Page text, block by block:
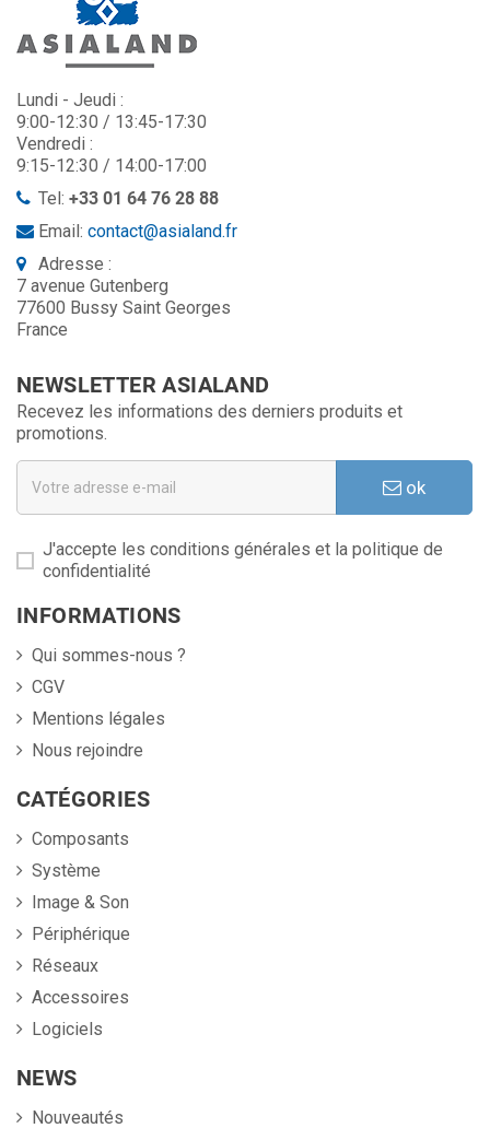
Lundi - Jeudi :
9:00-12:30 / 13:45-17:30
Vendredi :
9:15-12:30 / 14:00-17:00
Tel: +33 01 64 76 28 88
Email: contact@asialand.fr
Adresse :
7 avenue Gutenberg
77600 Bussy Saint Georges
France
NEWSLETTER ASIALAND
Recevez les informations des derniers produits et
promotions.
ok
J'accepte les conditions générales et la politique de
confidentialité
INFORMATIONS
Qui sommes-nous ?
CGV
Mentions légales
Nous rejoindre
CATÉGORIES
Composants
Système
Image & Son
Périphérique
Réseaux
Accessoires
Logiciels
NEWS
Nouveautés